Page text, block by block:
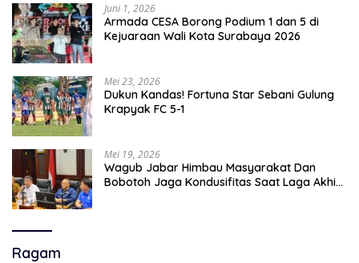
Juni 1, 2026
Armada CESA Borong Podium 1 dan 5 di
Kejuaraan Wali Kota Surabaya 2026
Mei 23, 2026
Dukun Kandas! Fortuna Star Sebani Gulung
Krapyak FC 5-1
Mei 19, 2026
Wagub Jabar Himbau Masyarakat Dan
Bobotoh Jaga Kondusifitas Saat Laga Akhir
Ragam